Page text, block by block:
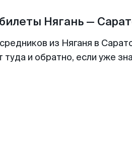
Нягань—
из Няганя в
туда и обратно, если уже